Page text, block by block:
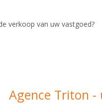
verkoop van uw vastgoed?
Agence Triton